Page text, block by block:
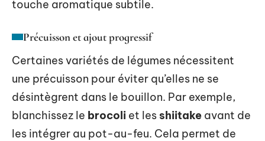
touche aromatique subtile.
Précuisson et ajout progressif
Certaines variétés de légumes nécessitent
une précuisson pour éviter qu’elles ne se
désintègrent dans le bouillon. Par exemple,
blanchissez le brocoli et les shiitake avant de
les intégrer au pot-au-feu. Cela permet de